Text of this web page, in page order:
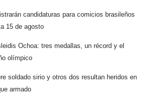
candidaturas para comicios brasileños
15 de agosto
Ochoa: tres medallas, un récord y el
olímpico
soldado sirio y otros dos resultan heridos en
armado